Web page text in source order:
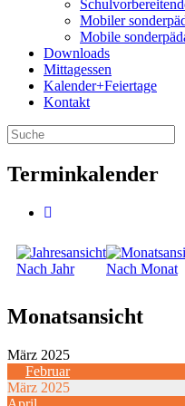
Mobiler
Mobile
Downloads
Mittagessen
Kalender+Feiertage
Kontakt
Terminkalender
Nach Jahr Nach Monat
Monatsansicht
März 2025
Februar
März 2025